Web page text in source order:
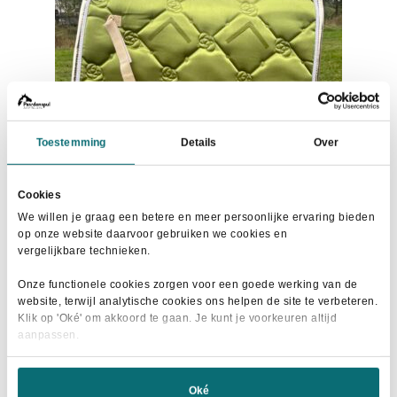
Toestemming Details Over
Cookies
We willen je graag een betere en meer persoonlijke ervaring bieden
op onze website daarvoor gebruiken we cookies en
vergelijkbare technieken.
Onze functionele cookies zorgen voor een goede werking van de
website, terwijl analytische cookies ons helpen de site te verbeteren.
Klik op 'Oké' om akkoord te gaan. Je kunt je voorkeuren altijd
aanpassen.
Oké
kan
gekozen
worden
op
HKM Zadeldek Edinburgh Pistache
€59,95Oorspronkelijke
prijs
€59,95.
€25,00Huidige
prijs
€25,00.product